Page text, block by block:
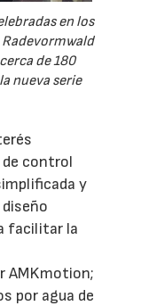
en los
de 180
nueva serie
control
y
facilitar la
AMKmotion;
por agua de